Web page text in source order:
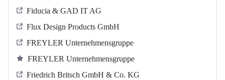
Fiducia & GAD IT AG
Flux Design Products GmbH
FREYLER Unternehmensgruppe
FREYLER Unternehmensgruppe
Friedrich Britsch GmbH & Co. KG